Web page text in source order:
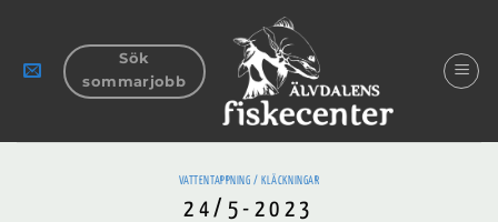
content
Sök
sommarjobb
VATTENTAPPNING / KLÄCKNINGAR
24/5-2023